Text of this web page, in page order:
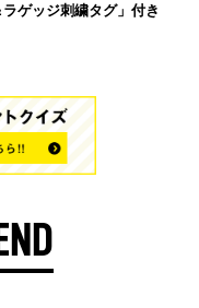
ゲッジ刺繍タグ」付き